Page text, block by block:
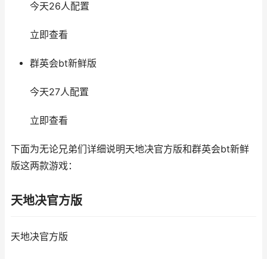
今天26人配置
立即查看
群英会bt新鲜版
今天27人配置
立即查看
下面为无论兄弟们详细说明天地决官方版和群英会bt新鲜
版这两款游戏：
天地决官方版
天地决官方版